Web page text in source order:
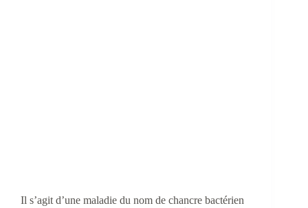
Il s’agit d’une maladie du nom de chancre bactérien